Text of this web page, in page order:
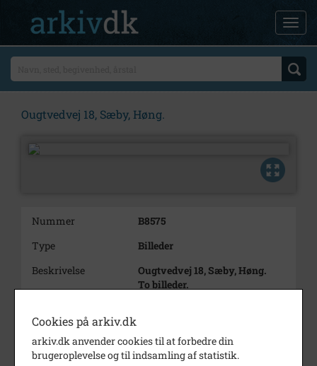
Ougtvedvej 18, Sæby, Høng.
Nummer
B8575
Type
Billeder
Beskrivelse
Ougtvedvej 18, Sæby, Høng.
To billeder.
Dateringsnote
?
Fotograf
Høng Ejendomshandel
Cookies på arkiv.dk
arkiv.dk anvender cookies til at forbedre din
brugeroplevelse og til indsamling af statistik.